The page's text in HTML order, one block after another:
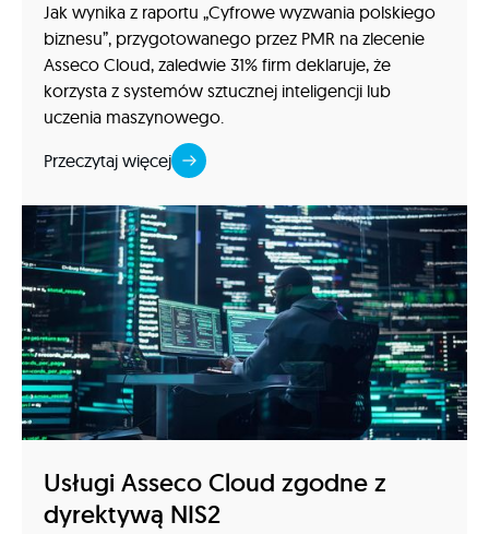
Jak wynika z raportu „Cyfrowe wyzwania polskiego
biznesu”, przygotowanego przez PMR na zlecenie
Asseco Cloud, zaledwie 31% firm deklaruje, że
korzysta z systemów sztucznej inteligencji lub
uczenia maszynowego.
Przeczytaj więcej
Usługi Asseco Cloud zgodne z
dyrektywą NIS2